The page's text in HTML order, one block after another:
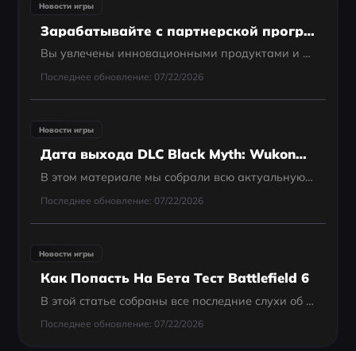
Новости игры
Зарабатывайте с партнерской программой LagoFast
Вы увлечены инновационными продуктами и хотите сотрудничать с динамичным брендом? LagoFast приглашает вас изучить различные формы сотрудничества и присоединиться к нам в изменении будущего технологий и удобства. Будь вы влиятельным блогером, партнером по
Последнее обновление: 07/22/2026
Новости игры
Дата выхода DLC Black Myth: Wukong — последние новости
В этом материале мы собрали всю актуальную информацию о текущем состоянии игры, включая ожидаемую дату выхода DLC Black Myth: Wukong, подробности апрельского патча 2025 года, а также советы по оптимизации производительности с помощью инструментов вроде La
Последнее обновление: 07/22/2026
Новости игры
Как Попасть На Бета Тест Battlefield 6
В этой статье собраны все последние слухи об открытой бете, инструкции по получению доступа и ключевые особенности геймплея.
Последнее обновление: 07/22/2026